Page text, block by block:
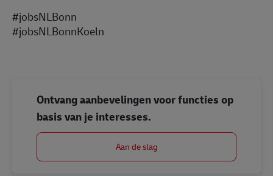
#jobsNLBonn
#jobsNLBonnKoeln
Ontvang aanbevelingen voor functies op
basis van je interesses.
Aan de slag